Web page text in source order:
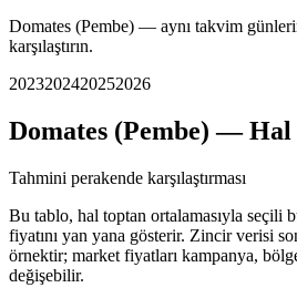
Domates (Pembe) — aynı takvim
karşılaştırın.
2023202420252026
Domates (Pembe) — Hal
Tahmini perakende karşılaştırması
Bu tablo, hal toptan ortalamasıyla seçili
fiyatını yan yana gösterir. Zincir verisi
örnektir; market fiyatları kampanya,
değişebilir.